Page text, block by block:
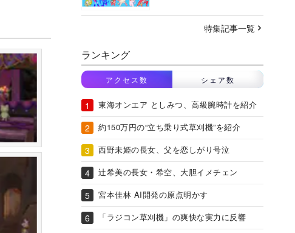
特集記事一覧
ランキング
アクセス数 シェア数
東海オンエア としみつ、高級腕時計を紹介
約150万円の“立ち乗り式草刈機”を紹介
西野未姫の長女、父を恋しがり号泣
辻希美の長女・希空、大胆イメチェン
宮本佳林 AI開発の原点明かす
「ラジコン草刈機」の爽快な実力に反響